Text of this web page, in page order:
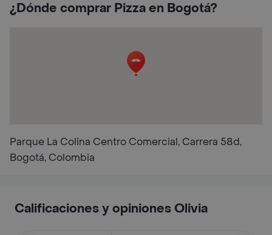
¿Dónde comprar Pizza en Bogotá?
Parque La Colina Centro Comercial, Carrera 58d,
Bogotá, Colombia
Calificaciones y opiniones Olivia